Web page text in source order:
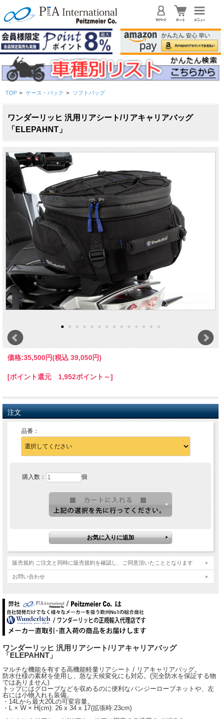
TOP > ケース・バック > ソフトバッグ
ワンダーリッヒ 汎用リアシート/リアキャリアバッグ
「ELEPAHNT」
価格:35,500円(税込 39,050円)
[ポイント還元 1,952ポイント～]
注文
品番：
購入数： 個
販売規約 ご注文と同時に販売規約を確認し、ご同意頂いたこととなります
お問い合わせ
ワンダーリッヒ 汎用リアシート/リアキャリアバッグ
「ELEPAHNT」
マルチな機能を有する高機能軽量リアシート / リアキャリアバッグ。
防水仕様の素材を使用し、急な天候変化にも対応。(完全防水を保証する物
ではありません)
トップにはグローブなどを収めるのに便利なバンジーロープネットや、左
右には小物入れも装備。
・14Lから最大20Lの可変容量。
・L × W × H(cm): 26 x 34 x 17(拡張時:23cm)